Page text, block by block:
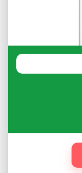
30%
Rabatt